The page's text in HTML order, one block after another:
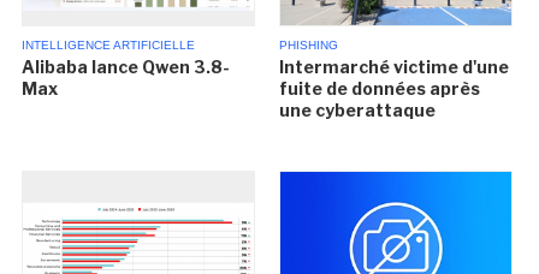
INTELLIGENCE ARTIFICIELLE
Alibaba lance Qwen 3.8-
Max
PHISHING
Intermarché victime d'une
fuite de données après
une cyberattaque